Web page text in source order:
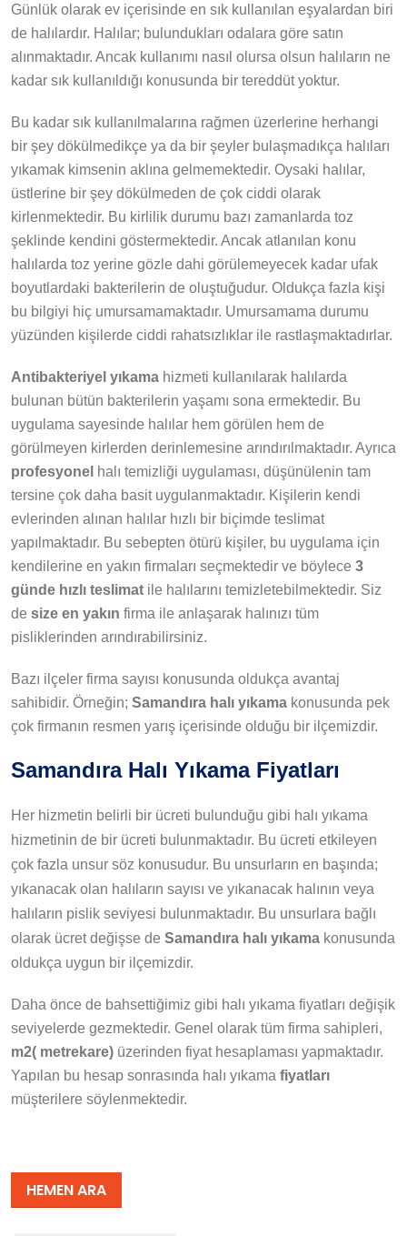
Günlük olarak ev içerisinde en sık kullanılan eşyalardan biri
de halılardır. Halılar; bulundukları odalara göre satın
alınmaktadır. Ancak kullanımı nasıl olursa olsun halıların ne
kadar sık kullanıldığı konusunda bir tereddüt yoktur.
Bu kadar sık kullanılmalarına rağmen üzerlerine herhangi
bir şey dökülmedikçe ya da bir şeyler bulaşmadıkça halıları
yıkamak kimsenin aklına gelmemektedir. Oysaki halılar,
üstlerine bir şey dökülmeden de çok ciddi olarak
kirlenmektedir. Bu kirlilik durumu bazı zamanlarda toz
şeklinde kendini göstermektedir. Ancak atlanılan konu
halılarda toz yerine gözle dahi görülemeyecek kadar ufak
boyutlardaki bakterilerin de oluştuğudur. Oldukça fazla kişi
bu bilgiyi hiç umursamamaktadır. Umursamama durumu
yüzünden kişilerde ciddi rahatsızlıklar ile rastlaşmaktadırlar.
Antibakteriyel yıkama hizmeti kullanılarak halılarda
bulunan bütün bakterilerin yaşamı sona ermektedir. Bu
uygulama sayesinde halılar hem görülen hem de
görülmeyen kirlerden derinlemesine arındırılmaktadır. Ayrıca
profesyonel halı temizliği uygulaması, düşünülenin tam
tersine çok daha basit uygulanmaktadır. Kişilerin kendi
evlerinden alınan halılar hızlı bir biçimde teslimat
yapılmaktadır. Bu sebepten ötürü kişiler, bu uygulama için
kendilerine en yakın firmaları seçmektedir ve böylece 3
günde hızlı teslimat ile halılarını temizletebilmektedir. Siz
de size en yakın firma ile anlaşarak halınızı tüm
pisliklerinden arındırabilirsiniz.
Bazı ilçeler firma sayısı konusunda oldukça avantaj
sahibidir. Örneğin; Samandıra halı yıkama konusunda pek
çok firmanın resmen yarış içerisinde olduğu bir ilçemizdir.
Samandıra Halı Yıkama Fiyatları
Her hizmetin belirli bir ücreti bulunduğu gibi halı yıkama
hizmetinin de bir ücreti bulunmaktadır. Bu ücreti etkileyen
çok fazla unsur söz konusudur. Bu unsurların en başında;
yıkanacak olan halıların sayısı ve yıkanacak halının veya
halıların pislik seviyesi bulunmaktadır. Bu unsurlara bağlı
olarak ücret değişse de Samandıra halı yıkama konusunda
oldukça uygun bir ilçemizdir.
Daha önce de bahsettiğimiz gibi halı yıkama fiyatları değişik
seviyelerde gezmektedir. Genel olarak tüm firma sahipleri,
m2( metrekare) üzerinden fiyat hesaplaması yapmaktadır.
Yapılan bu hesap sonrasında halı yıkama fiyatları
müşterilere söylenmektedir.
HEMEN ARA